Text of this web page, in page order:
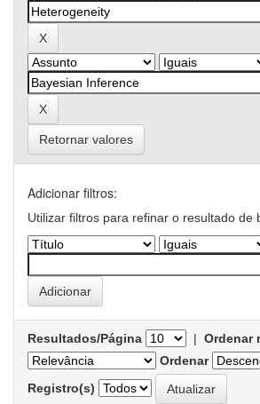
Retornar valores
Adicionar filtros:
Utilizar filtros para refinar o resultado de
Resultados/Página | Ordenar
Ordenar
Registro(s)